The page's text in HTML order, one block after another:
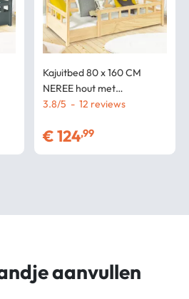
Kajuitbed 80 x 160 CM
NEREE hout met
lattenbodem en rails
3.8/5 - 12
€124,99
aanvullen